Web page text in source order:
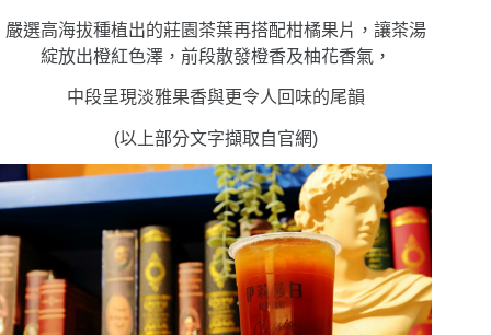
嚴選高海拔種植出的莊園茶葉再搭配柑橘果片，讓茶湯
綻放出橙紅色澤，前段散發橙香及柚花香氣，
中段呈現淡雅果香與更令人回味的尾韻
(以上部分文字擷取自官網)